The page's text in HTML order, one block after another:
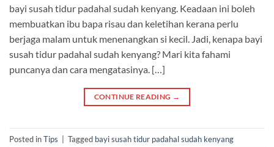
bayi susah tidur padahal sudah kenyang. Keadaan ini boleh
membuatkan ibu bapa risau dan keletihan kerana perlu
berjaga malam untuk menenangkan si kecil. Jadi, kenapa bayi
susah tidur padahal sudah kenyang? Mari kita fahami
puncanya dan cara mengatasinya. […]
CONTINUE READING →
Posted inTips Tagged bayi susah tidur padahal sudah kenyang